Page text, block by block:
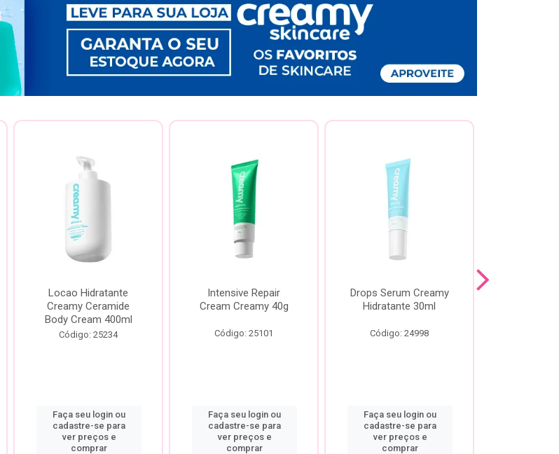
Locao Hidratante
Creamy Ceramide
Body Cream 400ml
Código: 25234
Faça seu login ou
cadastre-se para
ver preços e
comprar
Intensive Repair
Cream Creamy 40g
Código: 25101
Faça seu login ou
cadastre-se para
ver preços e
comprar
Drops Serum Creamy
Hidratante 30ml
Código: 24998
Faça seu login ou
cadastre-se para
ver preços e
comprar